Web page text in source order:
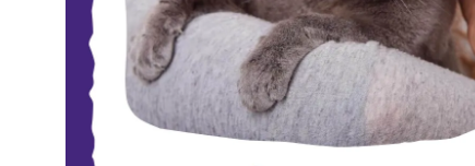
маринади
Соуси
Майонез
Кетчуп
Томатна